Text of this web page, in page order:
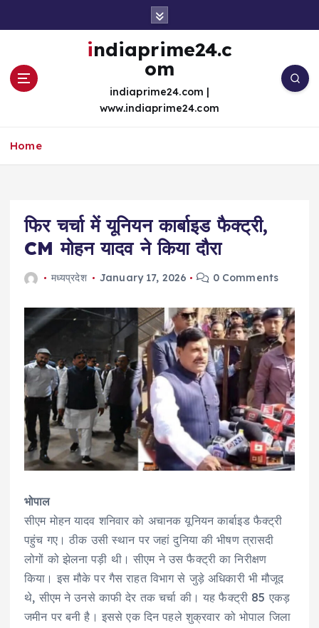
indiaprime24.c
om
indiaprime24.com |
www.indiaprime24.com
Home
फिर चर्चा में यूनियन कार्बाइड फैक्ट्री,
CM मोहन यादव ने किया दौरा
मध्यप्रदेश January 17, 2026 0 Comments
भोपाल
सीएम मोहन यादव शनिवार को अचानक यूनियन कार्बाइड फैक्ट्री
पहुंच गए। ठीक उसी स्थान पर जहां दुनिया की भीषण त्रासदी
लोगों को झेलना पड़ी थी। सीएम ने उस फैक्ट्री का निरीक्षण
किया। इस मौके पर गैस राहत विभाग से जुड़े अधिकारी भी मौजूद
थे, सीएम ने उनसे काफी देर तक चर्चा की। यह फैक्ट्री 85 एकड़
जमीन पर बनी है। इससे एक दिन पहले शुक्रवार को भोपाल जिला